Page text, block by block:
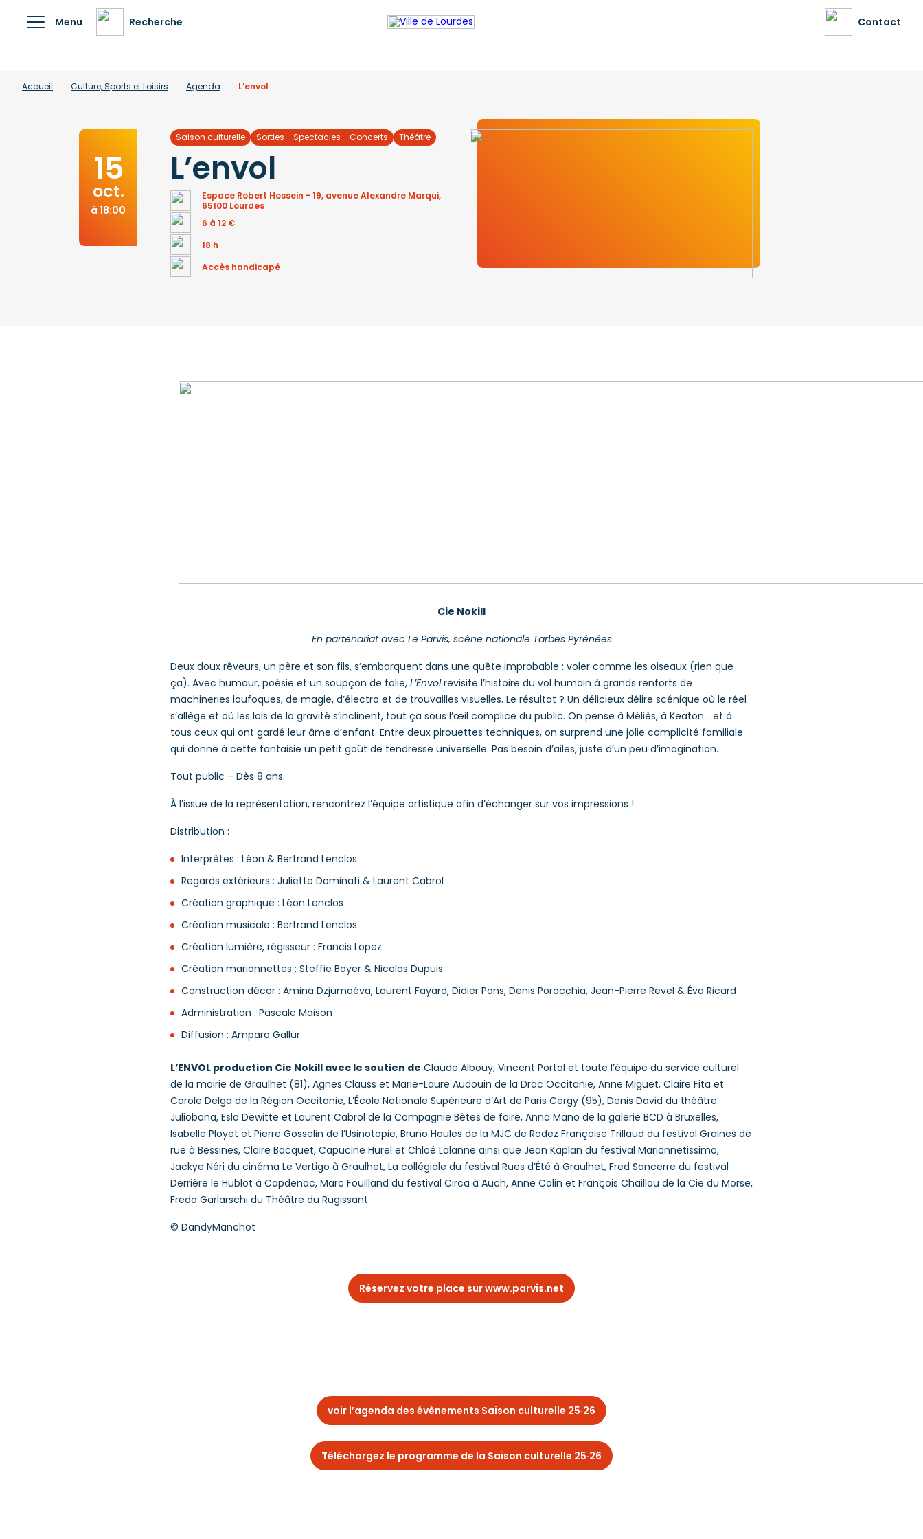
Menu Recherche Contact
Accueil Culture, Sports et Loisirs Agenda L’envol
15
oct.
à 18:00
Saison culturelle Sorties - Spectacles - Concerts Théâtre
L’envol
Espace Robert Hossein - 19, avenue Alexandre Marqui,
65100 Lourdes
6 à 12 €
18 h
Accès handicapé
Cie Nokill
En partenariat avec Le Parvis, scène nationale Tarbes Pyrénées
Deux doux rêveurs, un père et son fils, s’embarquent dans une quête improbable : voler comme les oiseaux (rien que
ça). Avec humour, poésie et un soupçon de folie, L’Envolrevisite l’histoire du vol humain à grands renforts de
machineries loufoques, de magie, d’électro et de trouvailles visuelles. Le résultat ? Un délicieux délire scénique où le réel
s’allège et où les lois de la gravité s’inclinent, tout ça sous l’œil complice du public. On pense à Méliès, à Keaton… et à
tous ceux qui ont gardé leur âme d’enfant. Entre deux pirouettes techniques, on surprend une jolie complicité familiale
qui donne à cette fantaisie un petit goût de tendresse universelle. Pas besoin d’ailes, juste d’un peu d’imagination.
Tout public – Dès 8 ans.
À l’issue de la représentation, rencontrez l’équipe artistique afin d’échanger sur vos impressions !
Distribution :
Interprètes : Léon & Bertrand Lenclos
Regards extérieurs : Juliette Dominati & Laurent Cabrol
Création graphique : Léon Lenclos
Création musicale : Bertrand Lenclos
Création lumière, régisseur : Francis Lopez
Création marionnettes : Steffie Bayer & Nicolas Dupuis
Construction décor : Amina Dzjumaéva, Laurent Fayard, Didier Pons, Denis Poracchia, Jean-Pierre Revel & Éva Ricard
Administration : Pascale Maison
Diffusion : Amparo Gallur
L’ENVOL production Cie Nokill avec le soutien de Claude Albouy, Vincent Portal et toute l’équipe du service culturel
de la mairie de Graulhet (81), Agnes Clauss et Marie-Laure Audouin de la Drac Occitanie, Anne Miguet, Claire Fita et
Carole Delga de la Région Occitanie, L’École Nationale Supérieure d’Art de Paris Cergy (95), Denis David du théâtre
Juliobona, Esla Dewitte et Laurent Cabrol de la Compagnie Bêtes de foire, Anna Mano de la galerie BCD à Bruxelles,
Isabelle Ployet et Pierre Gosselin de l’Usinotopie, Bruno Houles de la MJC de Rodez Françoise Trillaud du festival Graines de
rue à Bessines, Claire Bacquet, Capucine Hurel et Chloé Lalanne ainsi que Jean Kaplan du festival Marionnetissimo,
Jackye Néri du cinéma Le Vertigo à Graulhet, La collégiale du festival Rues d’Été à Graulhet, Fred Sancerre du festival
Derrière le Hublot à Capdenac, Marc Fouilland du festival Circa à Auch, Anne Colin et François Chaillou de la Cie du Morse,
Freda Garlarschi du Théâtre du Rugissant.
© DandyManchot
Réservez votre place sur www.parvis.net
voir l’agenda des évènements Saison culturelle 25·26
Téléchargez le programme de la Saison culturelle 25·26